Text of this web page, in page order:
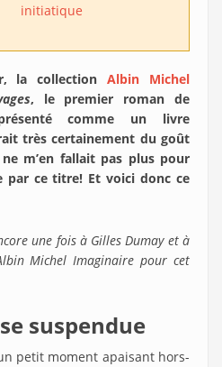
initiatique
la collectionAlbin Michel
, le premier roman de
comme un livre
très certainement du goût
m’en fallait pas plus pour
ce titre! Et voici donc ce
une fois à Gilles Dumay et à
Michel Imaginaire pour cet
suspendue
petit moment apaisant hors-